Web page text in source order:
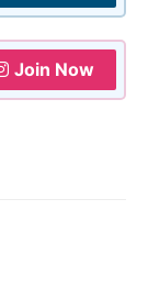
Join Now